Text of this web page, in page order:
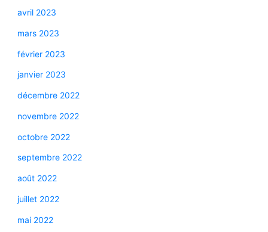
avril 2023
mars 2023
février 2023
janvier 2023
décembre 2022
novembre 2022
octobre 2022
septembre 2022
août 2022
juillet 2022
mai 2022